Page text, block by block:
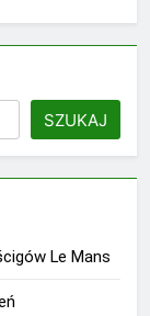
SZUKAJ
Le Mans